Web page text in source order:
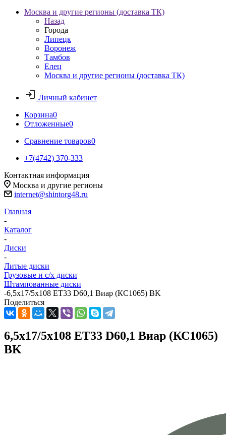
Москва и другие регионы (доставка ТК)
Назад
Города
Липецк
Воронеж
Тамбов
Елец
Москва и другие регионы (доставка ТК)
Личный кабинет
Корзина0
Отложенные0
Сравнение товаров0
+7(4742) 370-333
Контактная информация
Москва и другие регионы
internet@shintorg48.ru
Главная
-
Каталог
-
Диски
-
Литые диски
Грузовые и с/х диски
Штампованные диски
-6,5x17/5x108 ET33 D60,1 Виар (КС1065) BK
Поделиться
6,5x17/5x108 ET33 D60,1 Виар (КС1065)
BK